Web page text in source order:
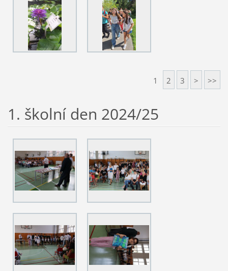
1 2 3 > >>
1. školní den 2024/25